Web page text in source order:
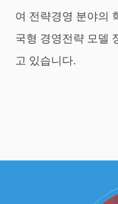
여 전략경영 분야의
국형 경영전략 모델
고 있습니다.